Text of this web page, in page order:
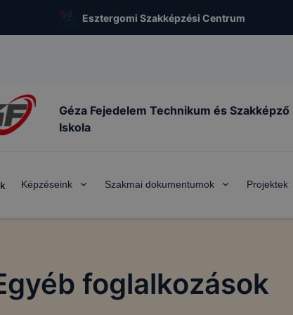
Esztergomi Szakképzési Centrum
Géza Fejedelem Technikum és Szakképző
Iskola
Képzéseink Szakmai dokumentumok Projektek
foglalkozások